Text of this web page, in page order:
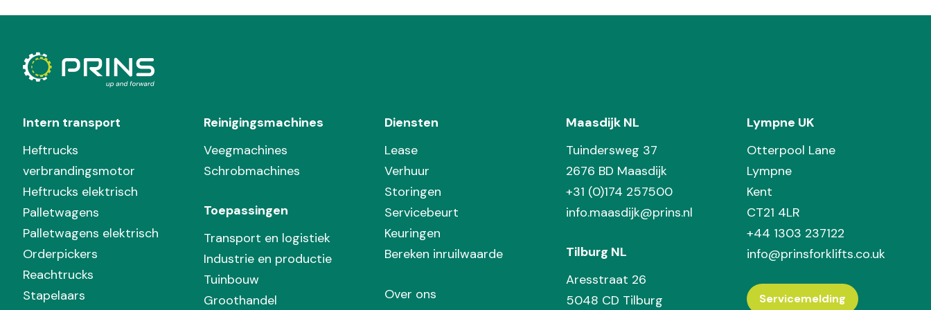
Intern transport
Heftrucks
verbrandingsmotor
Heftrucks elektrisch
Palletwagens
Palletwagens elektrisch
Orderpickers
Reachtrucks
Stapelaars
Reinigingsmachines
Veegmachines
Schrobmachines
Toepassingen
Transport en logistiek
Industrie en productie
Tuinbouw
Groothandel
Diensten
Lease
Verhuur
Storingen
Servicebeurt
Keuringen
Bereken inruilwaarde
Over ons
Maasdijk NL
Tuindersweg 37
2676 BD Maasdijk
+31 (0)174 257500
info.maasdijk@prins.nl
Tilburg NL
Aresstraat 26
5048 CD Tilburg
Lympne UK
Otterpool Lane
Lympne
Kent
CT21 4LR
+44 1303 237122
info@prinsforklifts.co.uk
Servicemelding